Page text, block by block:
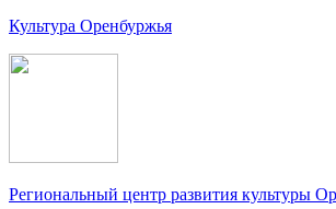
Культура Оренбуржья
Региональный центр развития культуры